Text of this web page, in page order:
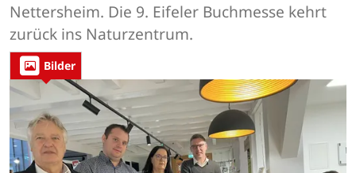
Nettersheim. Die 9. Eifeler Buchmesse kehrt
zurück ins Naturzentrum.
Bilder